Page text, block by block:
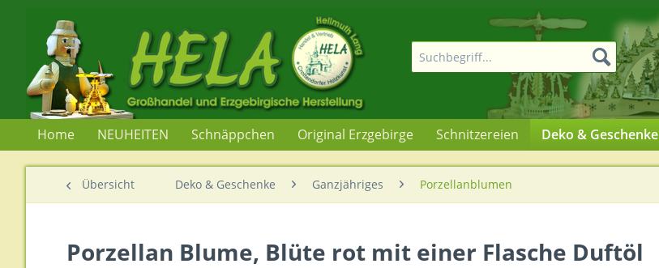
Home NEUHEITEN Schnäppchen Original Erzgebirge Schnitzereien Deko & Geschenke
Übersicht Deko & Geschenke Ganzjähriges Porzellanblumen
Porzellan Blume, Blüte rot mit einer Flasche Duftöl